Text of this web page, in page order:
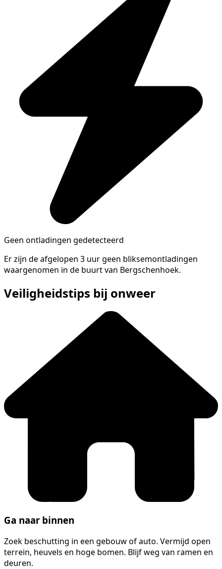
Geen ontladingen gedetecteerd
Er zijn de afgelopen 3 uur geen bliksemontladingen
waargenomen in de buurt van Bergschenhoek.
Veiligheidstips bij onweer
Ga naar binnen
Zoek beschutting in een gebouw of auto. Vermijd open
terrein, heuvels en hoge bomen. Blijf weg van ramen en
deuren.